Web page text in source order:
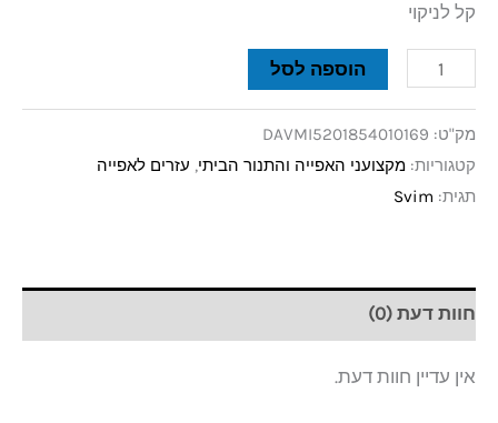
קל לניקוי
הוספה לסל
מק"ט: DAVMI5201854010169
קטגוריות: מקצועני האפייה והתנור הביתי, עזרים לאפייה
תגית: Svim
חוות דעת (0)
אין עדיין חוות דעת.